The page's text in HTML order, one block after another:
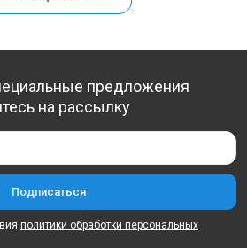
предложения
на рассылку
политики обработки персональных